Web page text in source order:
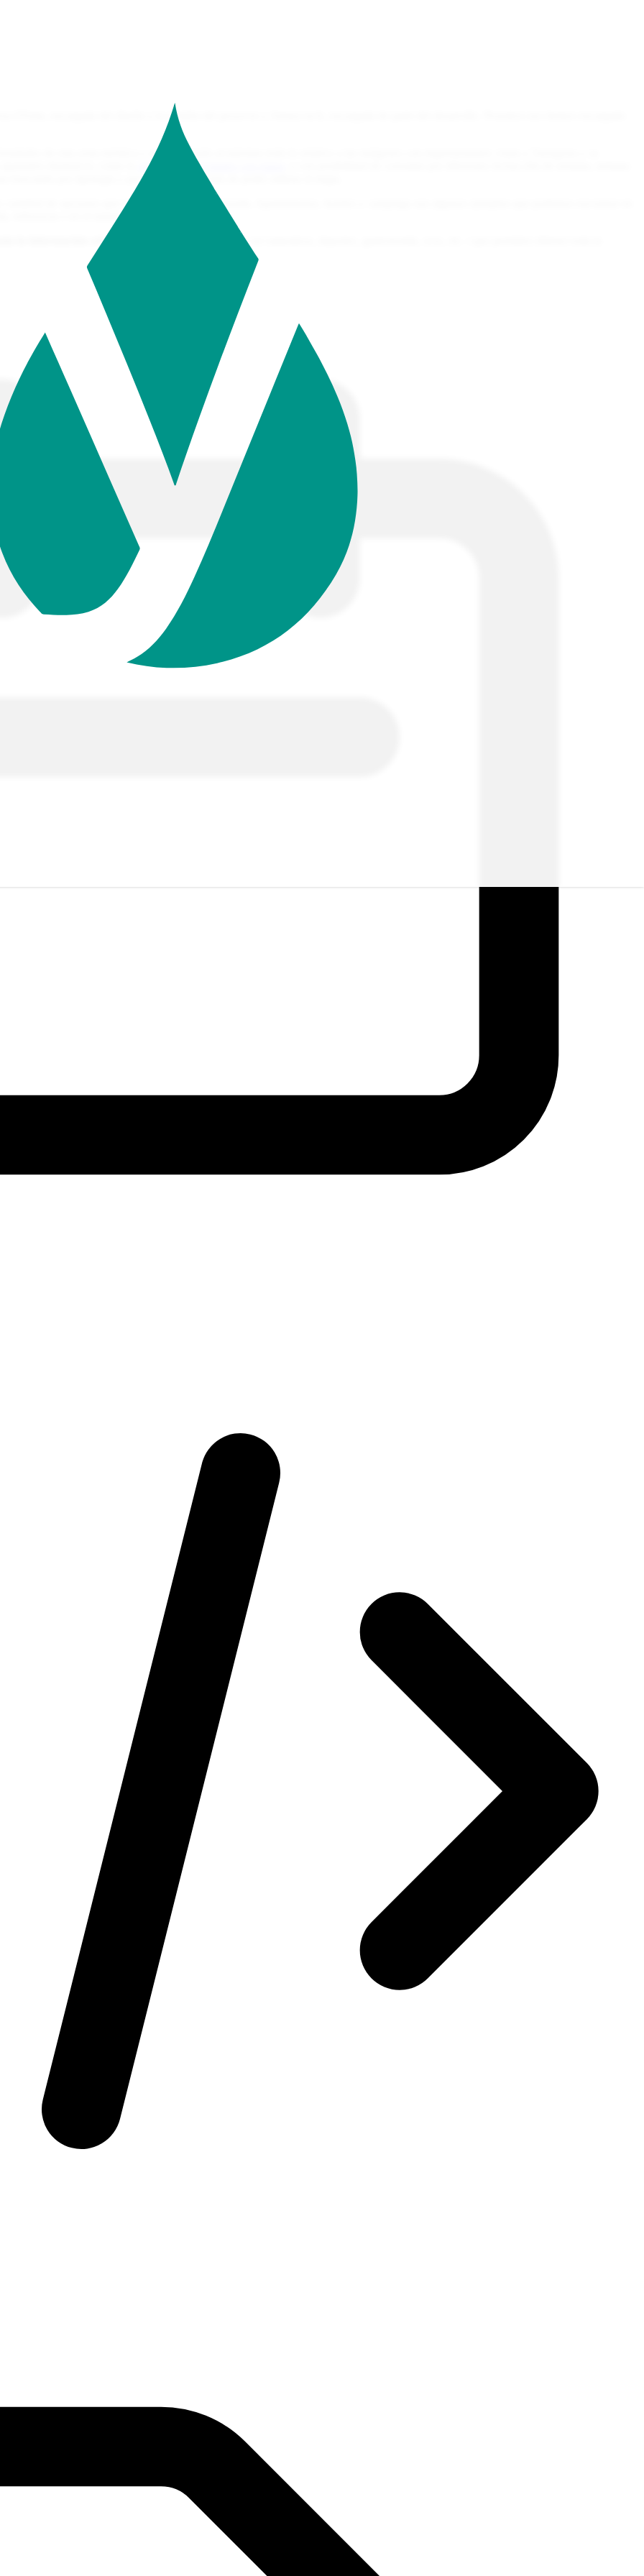
6Tems, encargada del diseño y la gestión del proyecto y Atenea tech, encargada de parte del desarrollo. Nosotros nos hemos encargado
de esta zona turística y aprovechando al máximo todo lo relativo a las imágenes con impresionantes vistas a Tarragona y su
agenda de actividades con mapa
buscando por tipología y por localidad, además de poder utilizar el mapa.
de opciones que nos ofrece la Costa Daurada. Apartamentos, hoteles y campings son algunos ejemplos que podemos encontrar en
referencia o en el mismo mapa.
la información relativa a un interés
, como puede ser naturaleza, deportes, gastronomía, ocio, etc. i que permiten obtener toda la